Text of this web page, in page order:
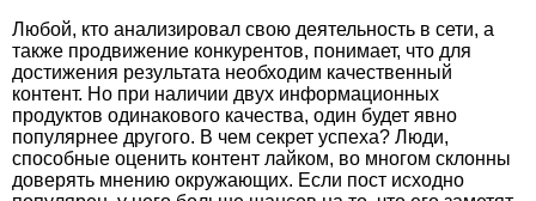
Любой, кто анализировал свою деятельность в сети, а
также продвижение конкурентов, понимает, что для
достижения результата необходим качественный
контент. Но при наличии двух информационных
продуктов одинакового качества, один будет явно
популярнее другого. В чем секрет успеха? Люди,
способные оценить контент лайком, во многом склонны
доверять мнению окружающих. Если пост исходно